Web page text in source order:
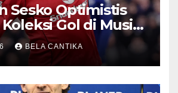
Sesko Optimistis
Gol di Musim
BELA CANTIKA